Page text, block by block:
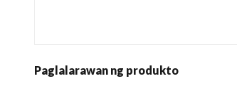
Paglalarawan ng produkto